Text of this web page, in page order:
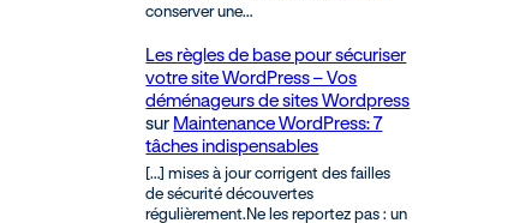
conserver une…
Les règles de base pour sécuriser
votre site WordPress – Vos
déménageurs de sites Wordpress
sur Maintenance WordPress: 7
tâches indispensables
[…] mises à jour corrigent des failles
de sécurité découvertes
régulièrement.Ne les reportez pas : un